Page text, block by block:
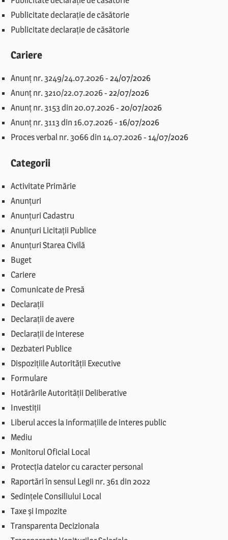
Publicitate declarație de căsătorie
Publicitate declarație de căsătorie
Cariere
Anunț nr. 3249/24.07.2026-24/07/2026
Anunț nr. 3210/22.07.2026-22/07/2026
Anunț nr. 3153 din 20.07.2026-20/07/2026
Anunț nr. 3113 din 16.07.2026- 16/07/2026
Proces verbal nr. 3066 din 14.07.2026- 14/07/2026
Categorii
Activitate Primărie
Anunțuri
Anunțuri Cadastru
Anunțuri Licitații Publice
Anunțuri Starea Civilă
Buget
Cariere
Comunicate de Presă
Declarații
Declarații de avere
Declarații de interese
Dezbateri Publice
Dispozițiile Autorității Executive
Formulare
Hotărârile Autorității Deliberative
Investiții
Liberul acces la informațiile de interes public
Mediu
Monitorul Oficial Local
Protecția datelor cu caracter personal
Raportări în sensul Legii nr. 361 din 2022
Sedințele Consiliului Local
Taxe și Impozite
Transparenta Decizionala